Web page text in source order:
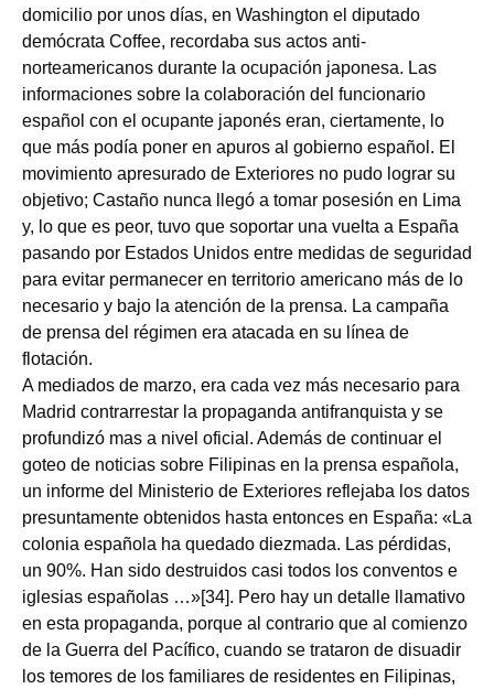
domicilio por unos días, en Washington el diputado
demócrata Coffee, recordaba sus actos anti-
norteamericanos durante la ocupación japonesa. Las
informaciones sobre la colaboración del funcionario
español con el ocupante japonés eran, ciertamente, lo
que más podía poner en apuros al gobierno español. El
movimiento apresurado de Exteriores no pudo lograr su
objetivo; Castaño nunca llegó a tomar posesión en Lima
y, lo que es peor, tuvo que soportar una vuelta a España
pasando por Estados Unidos entre medidas de seguridad
para evitar permanecer en territorio americano más de lo
necesario y bajo la atención de la prensa. La campaña
de prensa del régimen era atacada en su línea de
flotación.
A mediados de marzo, era cada vez más necesario para
Madrid contrarrestar la propaganda antifranquista y se
profundizó mas a nivel oficial. Además de continuar el
goteo de noticias sobre Filipinas en la prensa española,
un informe del Ministerio de Exteriores reflejaba los datos
presuntamente obtenidos hasta entonces en España: «La
colonia española ha quedado diezmada. Las pérdidas,
un 90%. Han sido destruidos casi todos los conventos e
iglesias españolas …»[34]. Pero hay un detalle llamativo
en esta propaganda, porque al contrario que al comienzo
de la Guerra del Pacífico, cuando se trataron de disuadir
los temores de los familiares de residentes en Filipinas,